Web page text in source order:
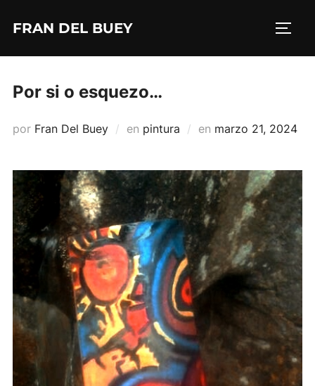
FRAN DEL BUEY
Por si o esquezo…
por Fran Del Buey en pintura en Publicado
marzo 21, 2024